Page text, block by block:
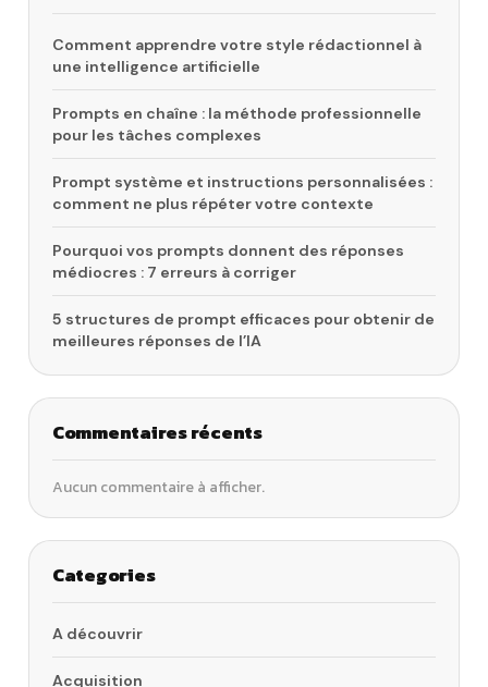
Comment apprendre votre style rédactionnel à
une intelligence artificielle
Prompts en chaîne : la méthode professionnelle
pour les tâches complexes
Prompt système et instructions personnalisées :
comment ne plus répéter votre contexte
Pourquoi vos prompts donnent des réponses
médiocres : 7 erreurs à corriger
5 structures de prompt efficaces pour obtenir de
meilleures réponses de l’IA
Commentaires récents
Aucun commentaire à afficher.
Categories
A découvrir
Acquisition